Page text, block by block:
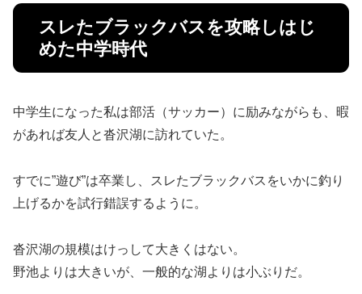
スレたブラックバスを攻略しはじ
めた中学時代
中学生になった私は部活（サッカー）に励みながらも、暇
があれば友人と沓沢湖に訪れていた。
すでに”遊び”は卒業し、スレたブラックバスをいかに釣り
上げるかを試行錯誤するように。
沓沢湖の規模はけっして大きくはない。
野池よりは大きいが、一般的な湖よりは小ぶりだ。